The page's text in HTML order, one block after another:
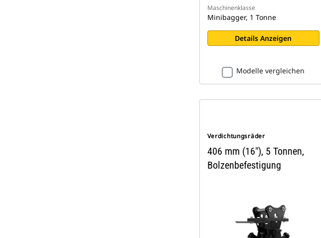
Maschinenklasse
Minibagger, 1 Tonne
Details Anzeigen
Modelle vergleichen
Verdichtungsräder
406 mm (16"), 5 Tonnen,
Bolzenbefestigung